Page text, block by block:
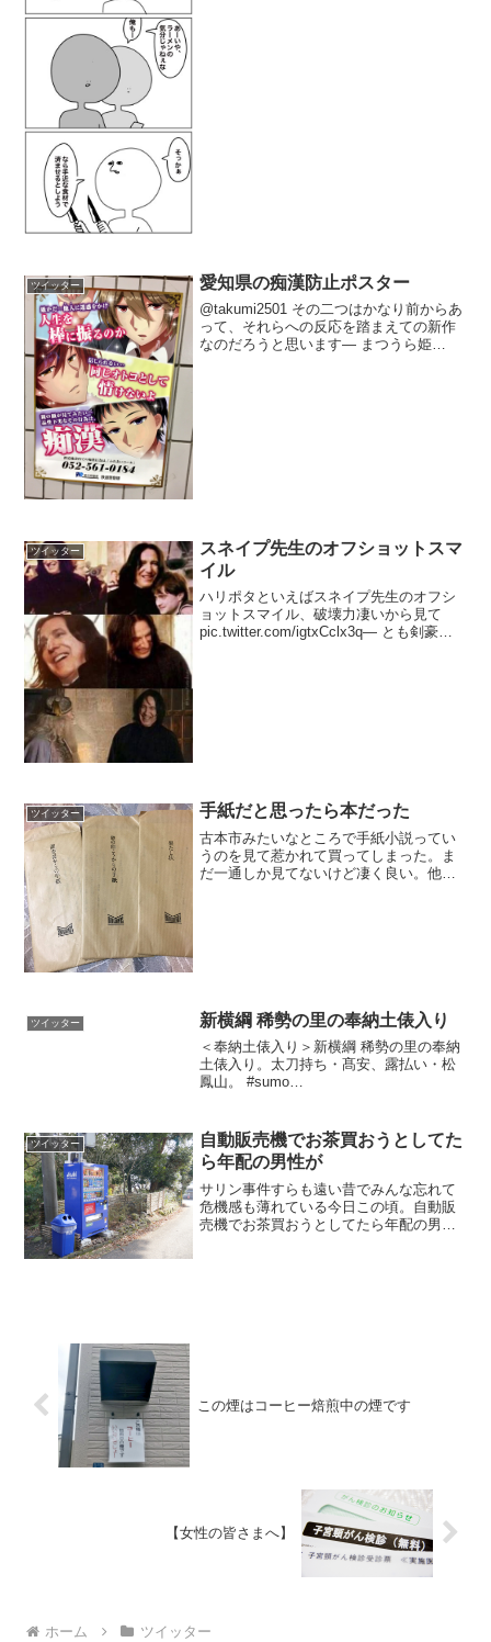
ツイッター 愛知県の痴漢防止ポスター
@takumi2501 その二つはかなり前からあ
って、それらへの反応を踏まえての新作
なのだろうと思います— まつうら姫
ツイッター
スネイプ先生のオフショットスマ
イル
ハリポタといえばスネイプ先生のオフシ
ョットスマイル、破壊力凄いから見て
pic.twitter.com/igtxCclx3q— とも剣豪済
ツイッター 手紙だと思ったら本だった
古本市みたいなところで手紙小説ってい
うのを見て惹かれて買ってしまった。ま
だ一通しか見てないけど凄く良い。他も
ツイッター 新横綱 稀勢の里の奉納土俵入り
＜奉納土俵入り＞新横綱 稀勢の里の奉納
土俵入り。太刀持ち・髙安、露払い・松
鳳山。 #sumo
ツイッター
自動販売機でお茶買おうとしてた
ら年配の男性が
サリン事件すらも遠い昔でみんな忘れて
危機感も薄れている今日この頃。自動販
売機でお茶買おうとしてたら年配の男性
この煙はコーヒー焙煎中の煙です
【女性の皆さまへ】
ホーム ツイッター